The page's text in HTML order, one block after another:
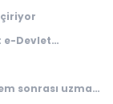
e-Devlet
sonrası uzman